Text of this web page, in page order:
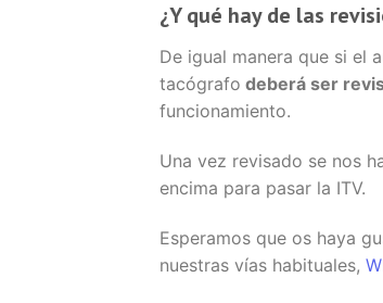
¿Y qué hay de las
De igual manera que si el
tacógrafo deberá ser
funcionamiento.
Una vez revisado se nos
encima para pasar la ITV.
Esperamos que os haya
nuestras vías habituales,